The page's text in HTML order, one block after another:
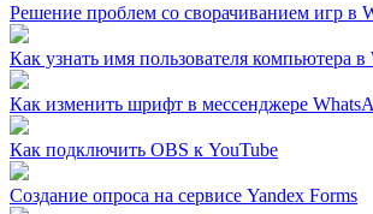
Решение проблем со сворачиванием игр в
Как узнать имя пользователя компьютера в
Как изменить шрифт в мессенджере
Как подключить OBS к YouTube
Создание опроса на сервисе Yandex Forms